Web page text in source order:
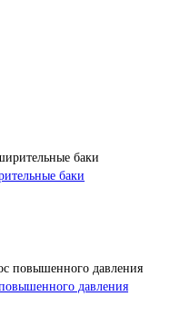
баки
давления